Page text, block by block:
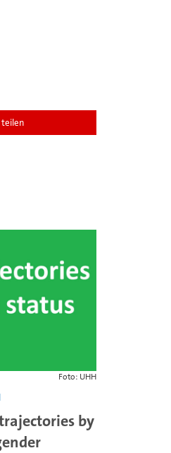
teilen
Foto: UHH
by